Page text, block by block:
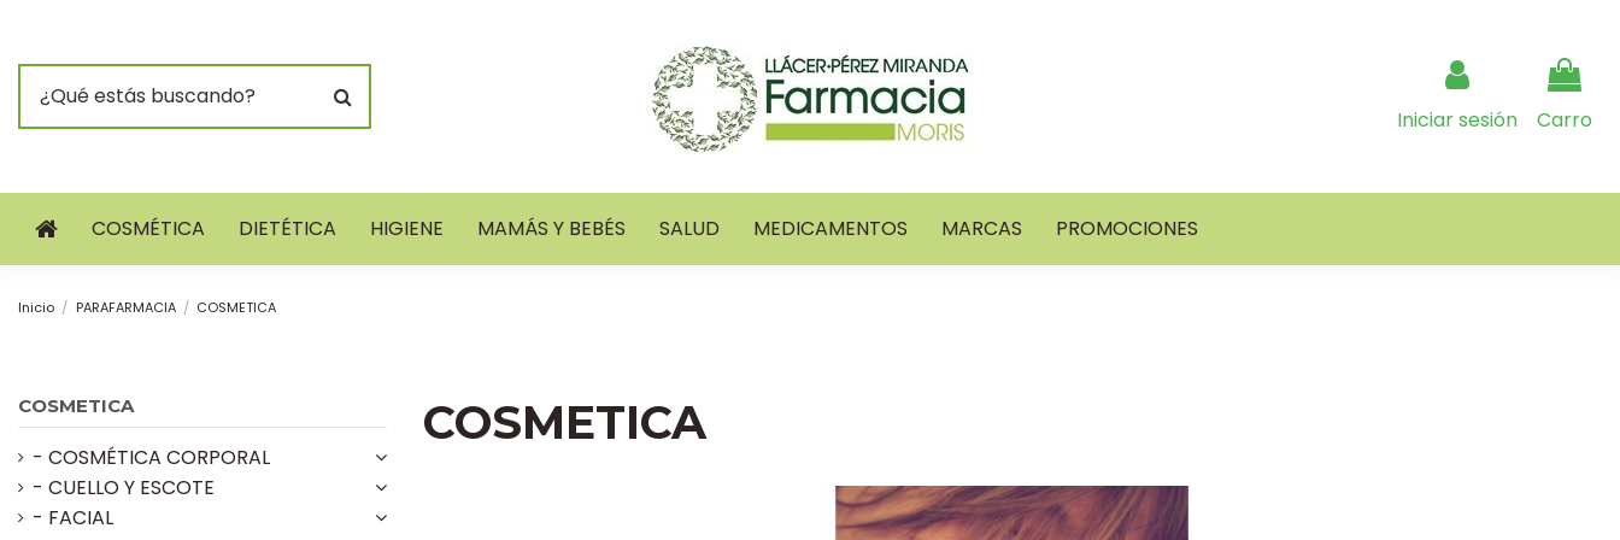
Iniciar sesión Carro
COSMÉTICA DIETÉTICA HIGIENE MAMÁS Y BEBÉS SALUD MEDICAMENTOS MARCAS PROMOCIONES
Inicio PARAFARMACIA COSMETICA
COSMETICA
COSMETICA
- COSMÉTICA CORPORAL
- CUELLO Y ESCOTE
- FACIAL